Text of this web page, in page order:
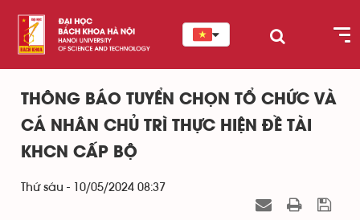
THÔNG BÁO TUYỂN CHỌN TỔ CHỨC VÀ
CÁ NHÂN CHỦ TRÌ THỰC HIỆN ĐỀ TÀI
KHCN CẤP BỘ
Thứ sáu - 10/05/2024 08:37